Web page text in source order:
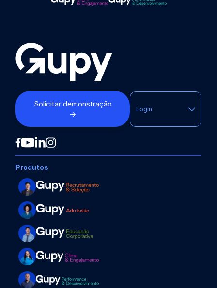
Solicitar demonstração
→
Login
Produtos